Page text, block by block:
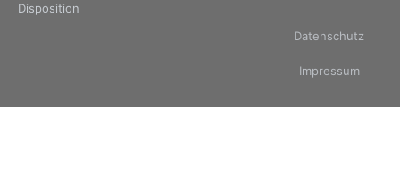
Disposition
Datenschutz
Impressum